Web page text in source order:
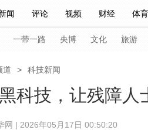
闻 评论 视频 财经 体育
中国领导人 央视快评 习式妙语
节目单 听音 微视频 主持人
Монгол
一带一路 央博 文化 旅游
道 > 科技新闻
科技，让残障人
网 | 2026年05月17日 00:50:20